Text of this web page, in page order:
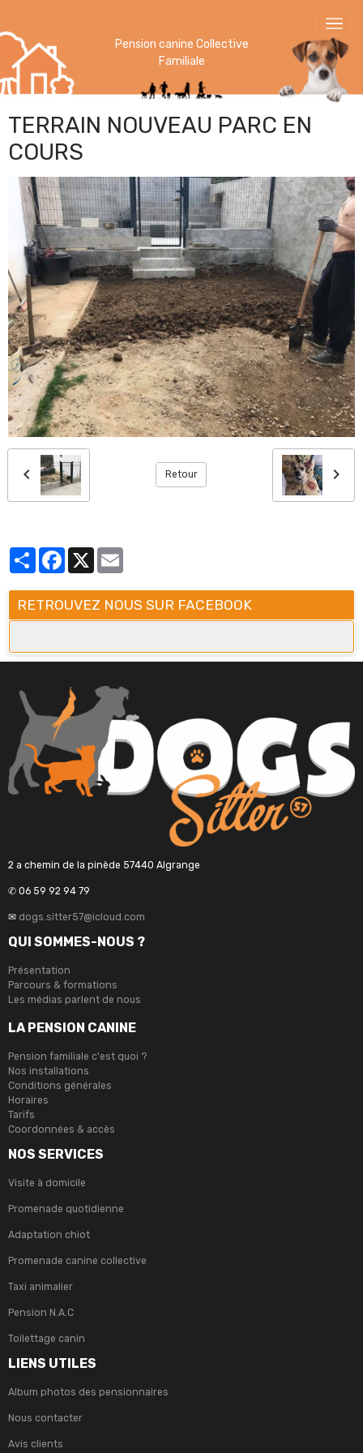
Pension canine Collective
Familiale
TERRAIN NOUVEAU PARC EN
COURS
Retour
PartagerFacebook
X
RETROUVEZ NOUS SUR FACEBOOK
2 a chemin de la pinède 57440 Algrange
✆ 06 59 92 94 79
✉ dogs.sitter57@icloud.com
QUI SOMMES-NOUS ?
Présentation
Parcours & formations
Les médias parlent de nous
LA PENSION CANINE
Pension familiale c'est quoi ?
Nos installations
Conditions générales
Horaires
Tarifs
Coordonnées & accès
NOS SERVICES
Visite à domicile
Promenade quotidienne
Adaptation chiot
Promenade canine collective
Taxi animalier
Pension N.A.C
Toilettage canin
LIENS UTILES
Album photos des pensionnaires
Nous contacter
Avis clients